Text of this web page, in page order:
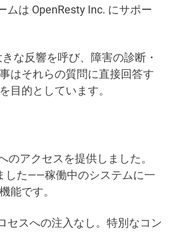
は OpenResty Inc. にサポー
な反響を呼び、障害の診断・
はそれらの質問に直接回答す
目的としています。
のアクセスを提供しました。
した——稼働中のシステムに一
能です。
セスへの注入なし。特別なコン